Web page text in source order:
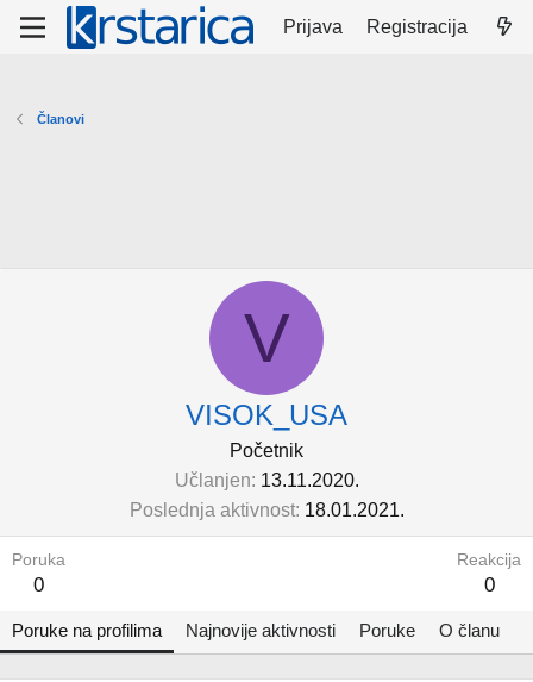
Prijava Registracija
Članovi
V
VISOK_USA
Početnik
Učlanjen 13.11.2020.
Poslednja aktivnost 18.01.2021.
Poruka
0
Reakcija
0
Poruke na profilima Najnovije aktivnosti Poruke O članu